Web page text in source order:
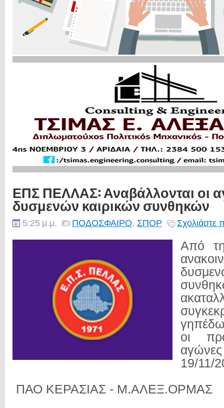
ΕΠΣ ΠΕΛΛΑΣ: Αναβάλλονται οι
δυσμενών καιρικών συνθηκών
5:25 μ.μ. ΠΟΔΟΣΦΑΙΡΟ, ΣΠΟΡ Σχολιάστε
Από
οι
αγώνες
19/11/
ΠΑΟ ΚΕΡΑΣΙΑΣ - Μ.ΑΛΕΞ.ΟΡΜΑΣ